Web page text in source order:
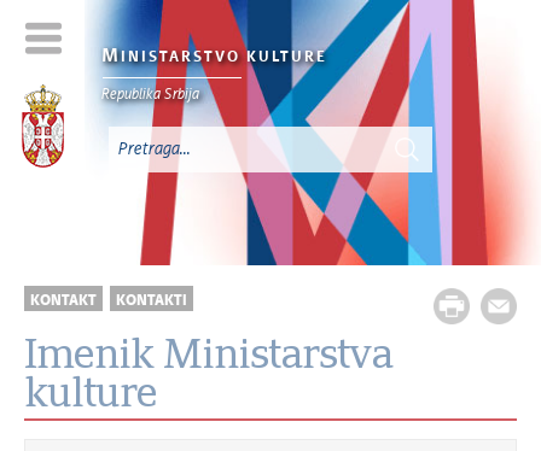
M INISTARSTVO KULTURE
Republika Srbija
KONTAKT KONTAKTI
Imenik Ministarstva
kulture